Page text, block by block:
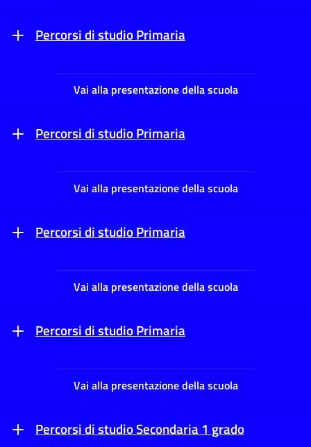
Percorsi di studio Primaria
Vai alla presentazione della scuola
Percorsi di studio Primaria
Vai alla presentazione della scuola
Percorsi di studio Primaria
Vai alla presentazione della scuola
Percorsi di studio Primaria
Vai alla presentazione della scuola
Percorsi di studio Secondaria 1 grado